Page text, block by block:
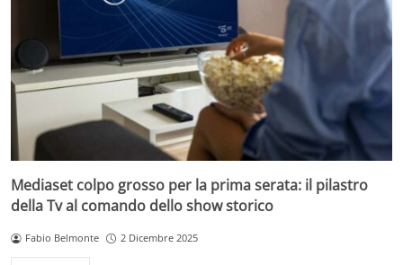
Mediaset colpo grosso per la prima serata: il pilastro
della Tv al comando dello show storico
Fabio Belmonte 2 Dicembre 2025